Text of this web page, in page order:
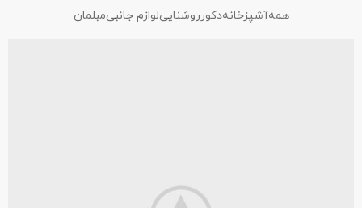
همهآشپزخانهدکور روشناییلوازم جانبیمبلمان